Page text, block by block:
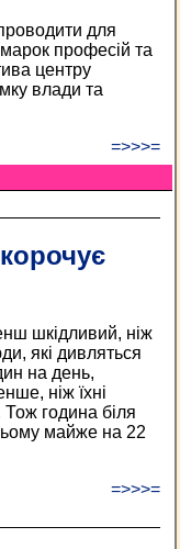
для
професій та
центру
влади та
=>>>=
шкідливий, ніж
які дивляться
на день,
ніж їхні
Тож година біля
майже на 22
=>>>=